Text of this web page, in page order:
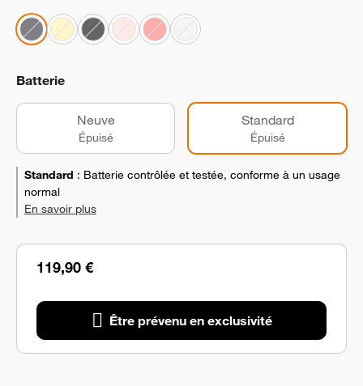
119,90 €
Être prévenu en exclusivité
Batterie
Neuve
Épuisé
Standard
Épuisé
Standard : Batterie contrôlée et testée, conforme à un usage
normal
En savoir plus